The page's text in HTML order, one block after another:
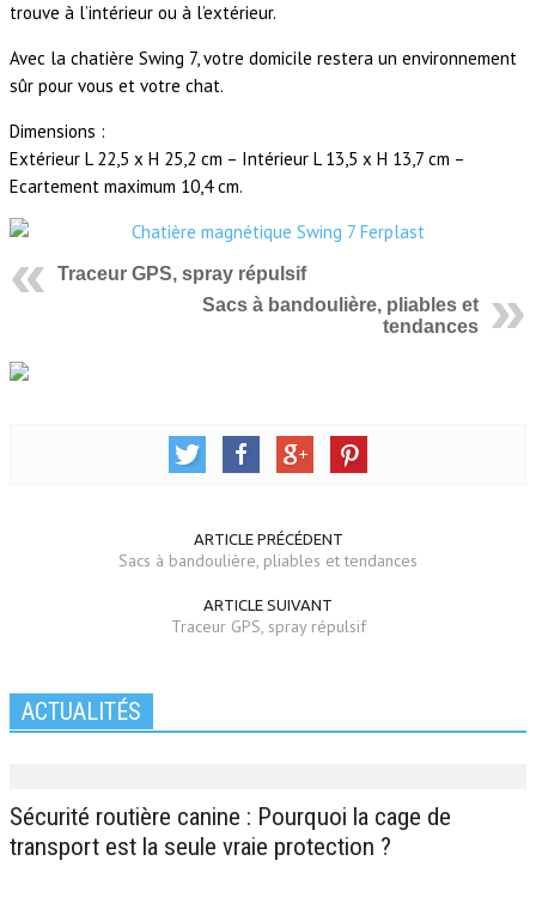
trouve à l’intérieur ou à l’extérieur.
Avec la chatière Swing 7, votre domicile restera un environnement
sûr pour vous et votre chat.
Dimensions :
Extérieur L 22,5 x H 25,2 cm – Intérieur L 13,5 x H 13,7 cm –
Ecartement maximum 10,4 cm.
Traceur GPS, spray répulsif
Sacs à bandoulière, pliables et
tendances
ARTICLE PRÉCÉDENT
Sacs à bandoulière, pliables et tendances
ARTICLE SUIVANT
Traceur GPS, spray répulsif
ACTUALITÉS
Sécurité routière canine : Pourquoi la cage de
transport est la seule vraie protection ?